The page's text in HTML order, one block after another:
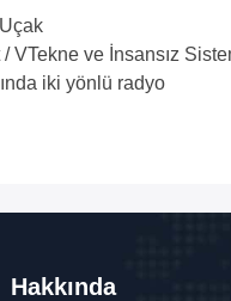
Uçak
/ VTekne ve İnsansız
iki yönlü radyo
Hakkında